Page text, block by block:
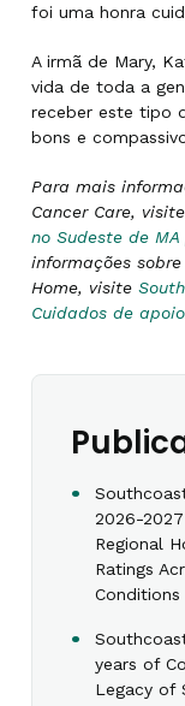
foi uma honra
A irmã de Mary,
vida de toda a
receber este tipo
bons e
Para mais
Cancer Care, visite
no Sudeste de
informações
Home, visite
Cuidados de apoio
2026-
Regional
Ratings
Conditions
years of
Legacy of